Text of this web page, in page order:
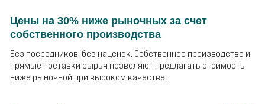
Цены на 30% ниже рыночных за счет
собственного производства
Без посредников, без наценок. Собственное производство и
прямые поставки сырья позволяют предлагать стоимость
ниже рыночной при высоком качестве.